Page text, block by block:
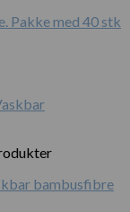
Pakke med 40 stk
bambusfibre